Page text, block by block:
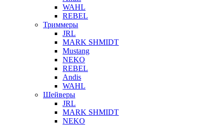
WAHL
REBEL
Триммеры
JRL
MARK SHMIDT
Mustang
NEKO
REBEL
Andis
WAHL
Шейверы
JRL
MARK SHMIDT
NEKO